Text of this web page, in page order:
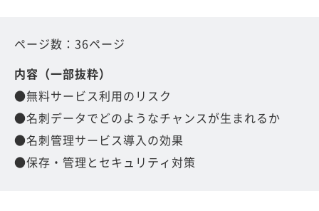
ページ数：36ページ
内容（一部抜粋）
●無料サービス利用のリスク
●名刺データでどのようなチャンスが生まれるか
●名刺管理サービス導入の効果
●保存・管理とセキュリティ対策